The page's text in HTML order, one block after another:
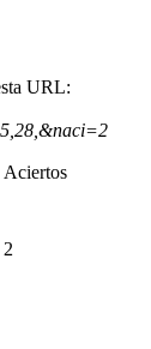
URL:
Aciertos
2